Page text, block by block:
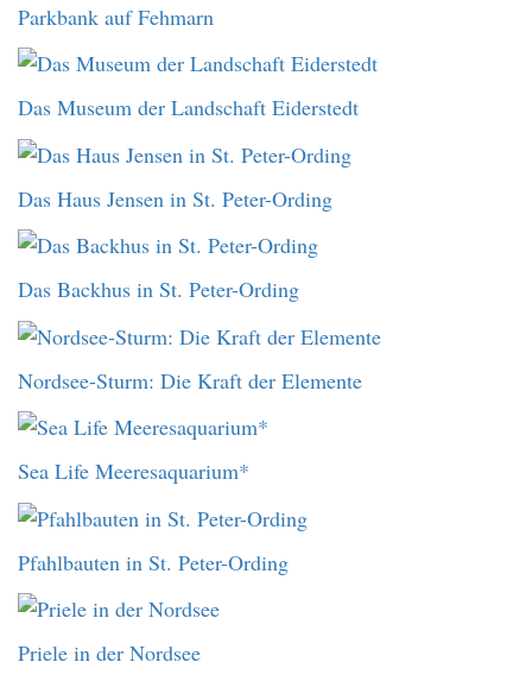
Parkbank auf Fehmarn
Das Museum der Landschaft Eiderstedt
Das Haus Jensen in St. Peter-Ording
Das Backhus in St. Peter-Ording
Nordsee-Sturm: Die Kraft der Elemente
Sea Life Meeresaquarium*
Pfahlbauten in St. Peter-Ording
Priele in der Nordsee